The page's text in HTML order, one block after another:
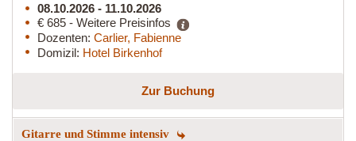
08.10.2026 - 11.10.2026
€ 685 - Weitere Preisinfos
Dozenten: Carlier, Fabienne
Domizil: Hotel Birkenhof
Zur Buchung
Gitarre und Stimme intensiv